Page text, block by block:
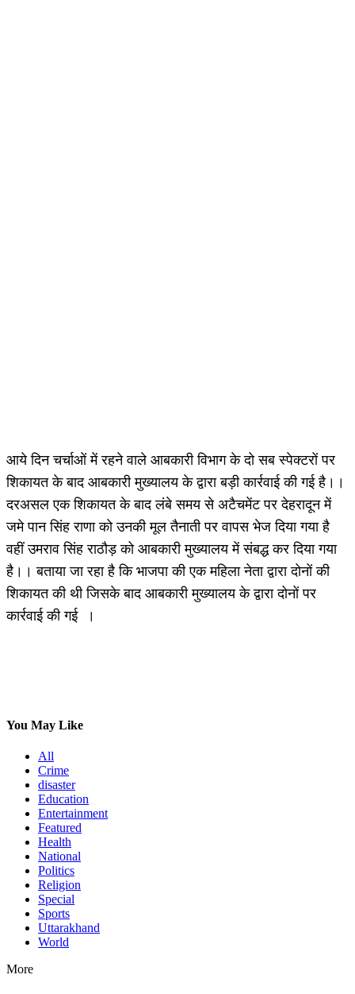
आये दिन चर्चाओं में रहने वाले आबकारी विभाग के दो सब स्पेक्टरों पर
शिकायत के बाद आबकारी मुख्यालय के द्वारा बड़ी कार्रवाई की गई है।।
दरअसल एक शिकायत के बाद लंबे समय से अटैचमेंट पर देहरादून में
जमे पान सिंह राणा को उनकी मूल तैनाती पर वापस भेज दिया गया है
वहीं उमराव सिंह राठौड़ को आबकारी मुख्यालय में संबद्ध कर दिया गया
है।। बताया जा रहा है कि भाजपा की एक महिला नेता द्वारा दोनों की
शिकायत की थी जिसके बाद आबकारी मुख्यालय के द्वारा दोनों पर
कार्रवाई की गई ।
You May Like
All
Crime
disaster
Education
Entertainment
Featured
Health
National
Politics
Religion
Special
Sports
Uttarakhand
World
More